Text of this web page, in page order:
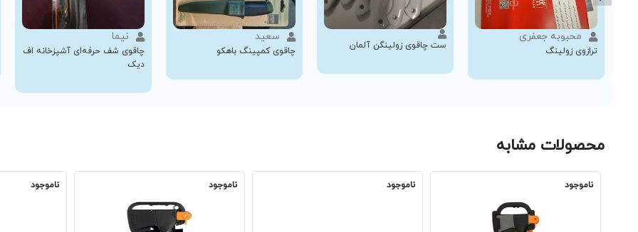
محبوبه جعفری
ترازوی زولینگ ست چاقوی زولینگن آلمان
سعید
چاقوی کمپینگ باهکو
نیما
چاقوی شف حرفه‌ای آشپزخانه اف
دیک
محصولات مشابه
ناموجود ناموجود ناموجود ناموجود